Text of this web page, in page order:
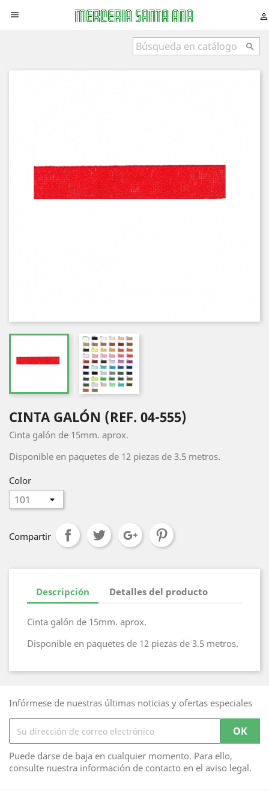
 

CINTA GALÓN (REF. 04-555)
Cinta galón de 15mm. aprox.
Disponible en paquetes de 12 piezas de 3.5 metros.
Color
Compartir
Descripción Detalles del producto
Cinta galón de 15mm. aprox.
Disponible en paquetes de 12 piezas de 3.5 metros.
Infórmese de nuestras últimas noticias y ofertas especiales
Puede darse de baja en cualquier momento. Para ello,
consulte nuestra información de contacto en el aviso legal.